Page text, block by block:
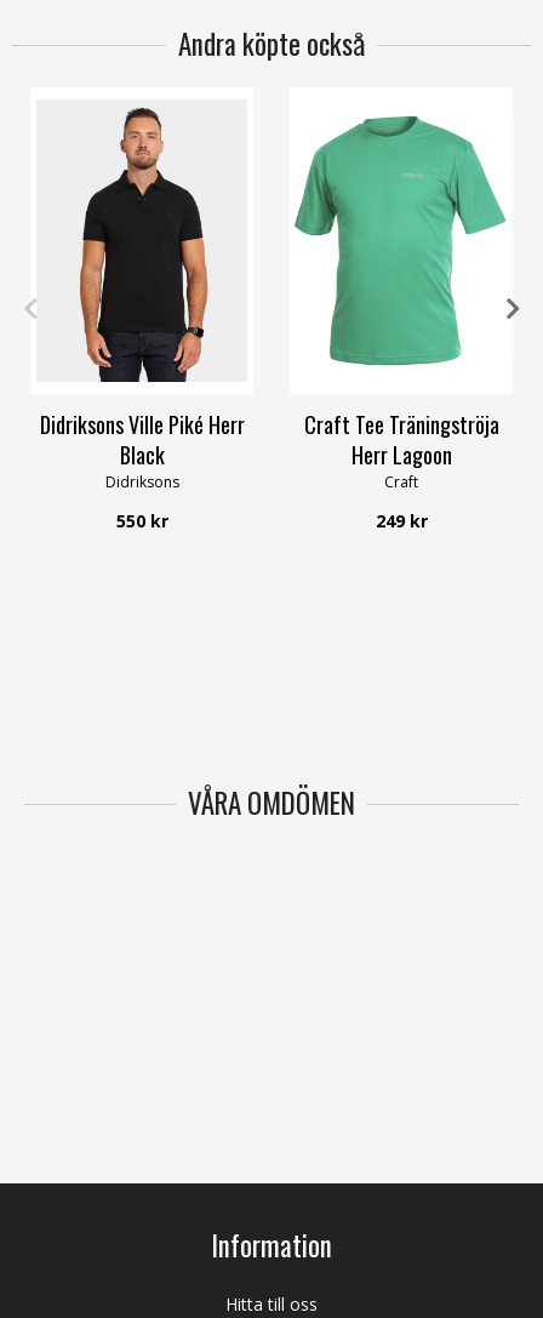
Andra köpte också
M 3XL
Didriksons Ville Piké Herr
Black
Didriksons
550 kr
Craft Tee Träningströja
Herr Lagoon
Craft
249 kr
VÅRA OMDÖMEN
Information
Hitta till oss